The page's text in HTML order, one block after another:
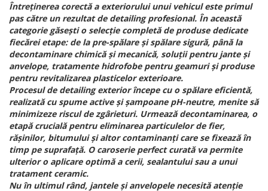
Întreținerea corectă a exteriorului unui vehicul este primul
pas către un rezultat de detailing profesional. În această
categorie găsești o selecție completă de produse dedicate
fiecărei etape: de la pre-spălare și spălare sigură, până la
decontaminare chimică și mecanică, soluții pentru jante și
anvelope, tratamente hidrofobe pentru geamuri și produse
pentru revitalizarea plasticelor exterioare.
Procesul de detailing exterior începe cu o spălare eficientă,
realizată cu spume active și șampoane pH-neutre, menite să
minimizeze riscul de zgârieturi. Urmează decontaminarea, o
etapă crucială pentru eliminarea particulelor de fier,
rășinilor, bitumului și altor contaminanți care se fixează în
timp pe suprafață. O caroserie perfect curată va permite
ulterior o aplicare optimă a cerii, sealantului sau a unui
tratament ceramic.
Nu în ultimul rând, jantele și anvelopele necesită atenție